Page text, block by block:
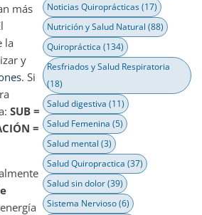
más
la
y
. Si
SUB =
=
Noticias Quiroprácticas(17)
Nutrición y Salud Natural (88)
Quiropráctica (134)
Resfriados y Salud Respiratoria
(18)
Salud digestiva (11)
Salud Femenina (5)
Salud mental (3)
Salud Quiropractica (37)
Salud sin dolor(39)
Sistema Nervioso(6)